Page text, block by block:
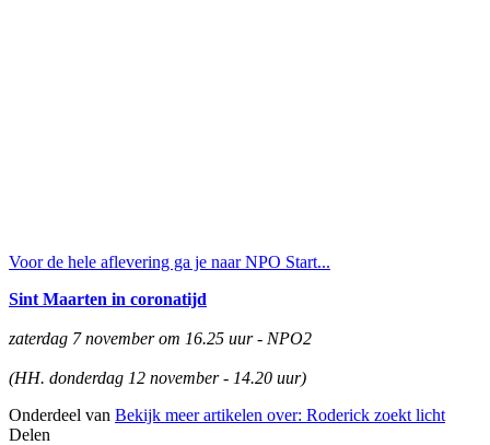
Voor de hele aflevering ga je naar NPO Start...
Sint Maarten in coronatijd
zaterdag 7 november om 16.25 uur - NPO2
(HH. donderdag 12 november - 14.20 uur)
Onderdeel van Bekijk meer artikelen over: Roderick zoekt licht
Delen